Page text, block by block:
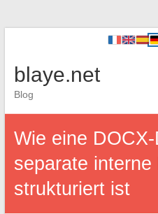
blaye.net
Blog
Wie eine
separate interne
strukturiert ist